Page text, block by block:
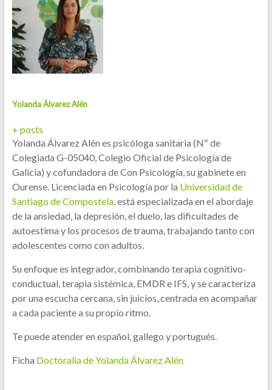
Yolanda Álvarez Alén
+ posts
Yolanda Álvarez Alén es psicóloga sanitaria (Nº de
Colegiada G-05040, Colegio Oficial de Psicología de
Galicia) y cofundadora de Con Psicología, su gabinete en
Ourense. Licenciada en Psicología por la Universidad de
Santiago de Compostela, está especializada en el abordaje
de la ansiedad, la depresión, el duelo, las dificultades de
autoestima y los procesos de trauma, trabajando tanto con
adolescentes como con adultos.
Su enfoque es integrador, combinando terapia cognitivo-
conductual, terapia sistémica, EMDR e IFS, y se caracteriza
por una escucha cercana, sin juicios, centrada en acompañar
a cada paciente a su propio ritmo.
Te puede atender en español, gallego y portugués.
Ficha Doctoralia de Yolanda Álvarez Alén